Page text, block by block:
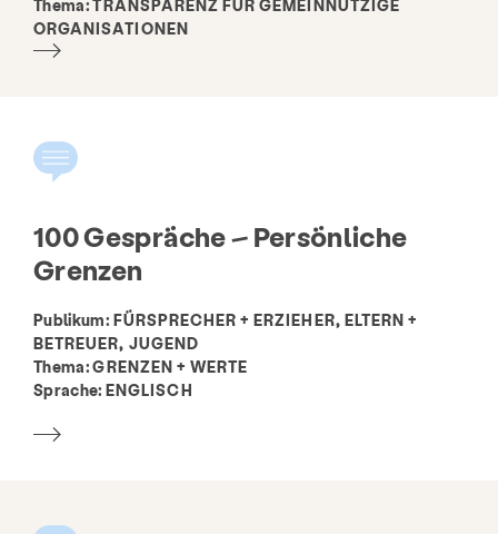
Dienstleistungen Prävention & Bildung
Ressourcen
Ressourcenbibliothek
Verzeichnis verbundener Organisationen
Thema:TRANSPARENZ FÜR GEMEINNÜTZIGE
ORGANISATIONEN
100 Gespräche – Persönliche
Grenzen
Publikum: FÜRSPRECHER + ERZIEHER, ELTERN +
BETREUER, JUGEND
Thema:GRENZEN + WERTE
Sprache:ENGLISCH